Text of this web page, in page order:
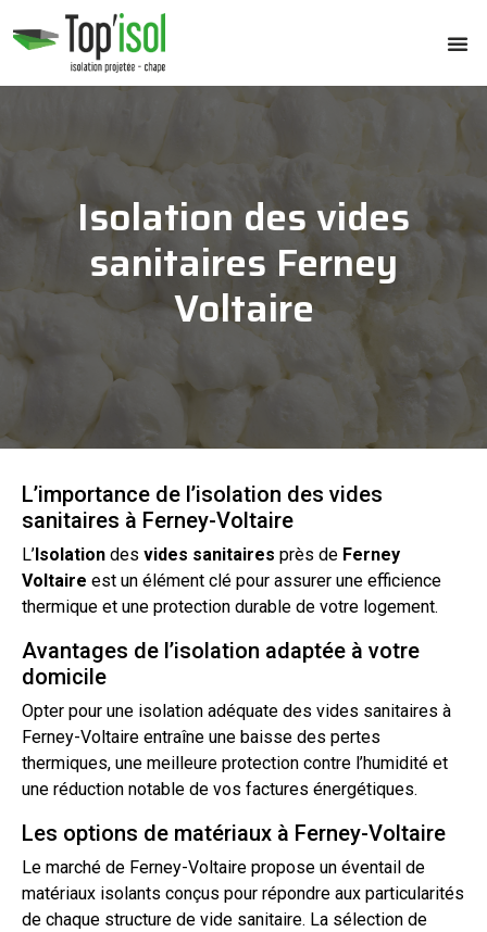
Isolation des vides
sanitaires Ferney
Voltaire
L’importance de l’isolation des vides
sanitaires à Ferney-Voltaire
L’Isolation des vides sanitaires près de Ferney
Voltaire est un élément clé pour assurer une efficience
thermique et une protection durable de votre logement.
Avantages de l’isolation adaptée à votre
domicile
Opter pour une isolation adéquate des vides sanitaires à
Ferney-Voltaire entraîne une baisse des pertes
thermiques, une meilleure protection contre l’humidité et
une réduction notable de vos factures énergétiques.
Les options de matériaux à Ferney-Voltaire
Le marché de Ferney-Voltaire propose un éventail de
matériaux isolants conçus pour répondre aux particularités
de chaque structure de vide sanitaire. La sélection de